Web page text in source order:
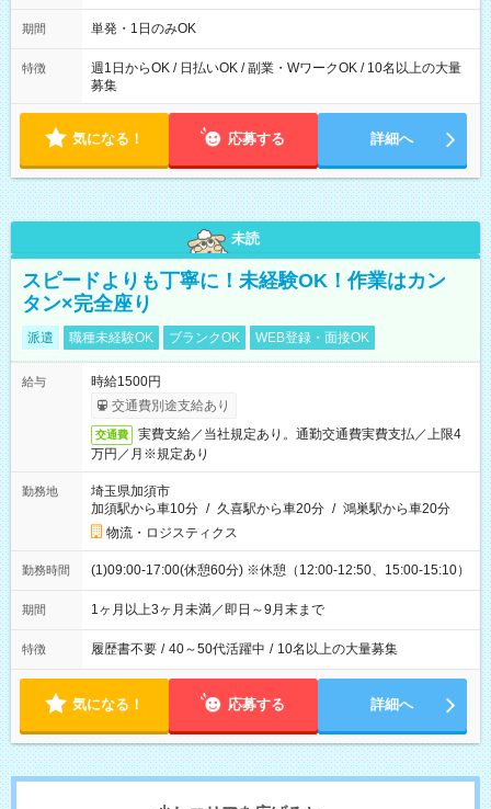
～21：00
期間 単発・1日のみOK
特徴
週1日からOK / 日払いOK / 副業・WワークOK / 10名以上の大量
募集
気になる！ 応募する 詳細へ
未読
スピードよりも丁寧に！未経験OK！作業はカン
タン×完全座り
派遣 職種未経験OK ブランクOK WEB登録・面接OK
給与
時給1500円
交通費別途支給あり
交通費
実費支給／当社規定あり。通勤交通費実費支払／上限4
万円／月※規定あり
勤務地
埼玉県加須市
加須駅から車10分 / 久喜駅から車20分 / 鴻巣駅から車20分
物流・ロジスティクス
勤務時間 (1)09:00-17:00(休憩60分) ※休憩（12:00-12:50、15:00-15:10）
期間 1ヶ月以上3ヶ月未満／即日～9月末まで
特徴 履歴書不要 / 40～50代活躍中 / 10名以上の大量募集
気になる！ 応募する 詳細へ